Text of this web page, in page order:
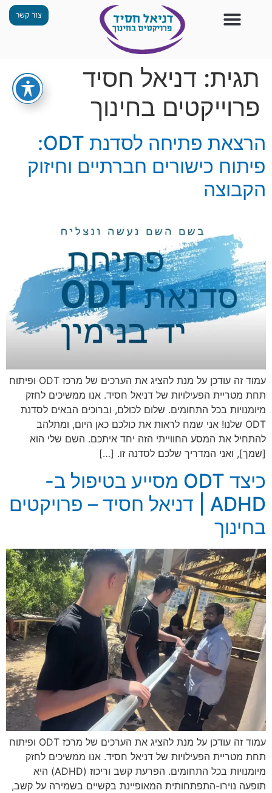
צור קשר
תגית: דניאל חסיד
פרוייקטים בחינוך
הרצאת פתיחה לסדנת ODT:
פיתוח כישורים חברתיים וחיזוק
הקבוצה
עמוד זה עודכן על מנת להציג את הערכים של מרכז ODT ופיתוח
תחת מטריית הפעילויות של דניאל חסיד. אנו ממשיכים לחזק
מיומנויות בכל התחומים. שלום לכולם, וברוכים הבאים לסדנת
ODT שלנו! אני שמח לראות את כולכם כאן היום, ומתלהב
להתחיל את המסע החווייתי הזה יחד איתכם. השם שלי הוא
[שמך], ואני המדריך שלכם לסדנה זו. […]
כיצד ODT מסייע בטיפול ב-
ADHD | דניאל חסיד – פרויקטים
בחינוך
עמוד זה עודכן על מנת להציג את הערכים של מרכז ODT ופיתוח
תחת מטריית הפעילויות של דניאל חסיד. אנו ממשיכים לחזק
מיומנויות בכל התחומים. הפרעת קשב וריכוז (ADHD) היא
תופעה נוירו-התפתחותית המאופיינת בקשיים בשמירה על קשב,